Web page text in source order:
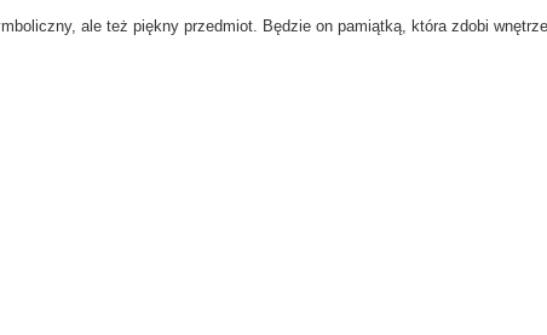
ale też piękny przedmiot. Będzie on pamiątką, która zdobi